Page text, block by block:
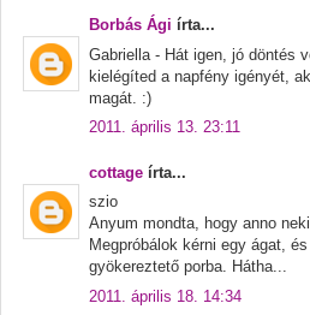
Borbás Ági írta...
Gabriella - Hát igen, jó döntés
kielégíted a napfény igényét,
magát. :)
2011. április 13. 23:11
cottage írta...
szio
Anyum mondta, hogy anno
Megpróbálok kérni egy ágat,
gyökereztető porba. Hátha...
2011. április 18. 14:34